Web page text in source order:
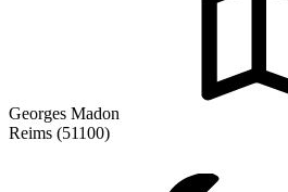
Georges Madon
Reims (51100)